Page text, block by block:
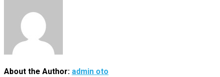
About the Author: admin oto